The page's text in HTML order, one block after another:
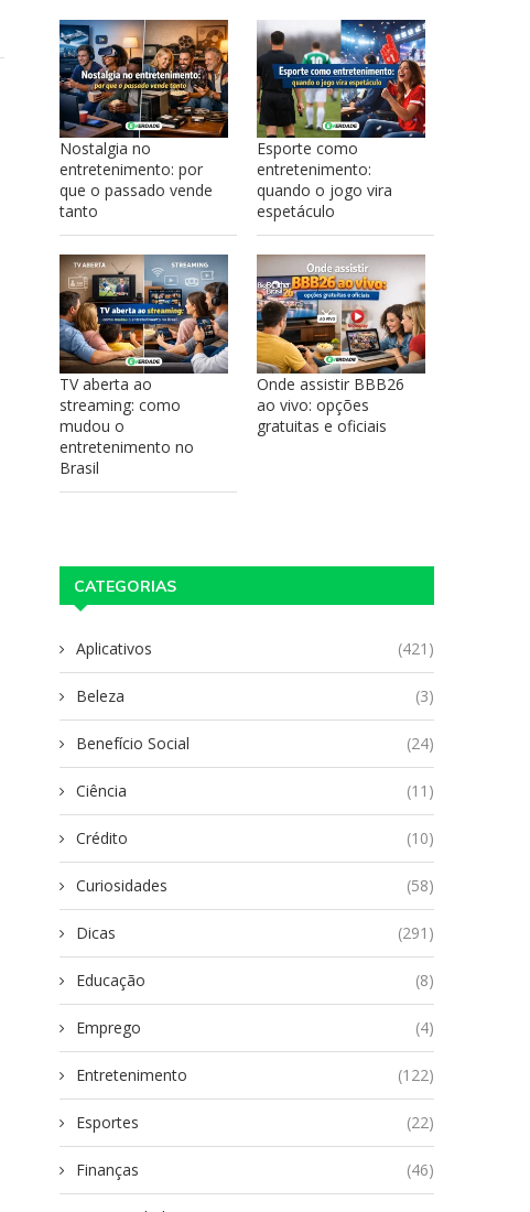
Nostalgia no
entretenimento: por
que o passado vende
tanto
Esporte como
entretenimento:
quando o jogo vira
espetáculo
TV aberta ao
streaming: como
mudou o
entretenimento no
Brasil
Onde assistir BBB26
ao vivo: opções
gratuitas e oficiais
CATEGORIAS
Aplicativos (421)
Beleza (3)
Benefício Social (24)
Ciência (11)
Crédito (10)
Curiosidades (58)
Dicas (291)
Educação (8)
Emprego (4)
Entretenimento (122)
Esportes (22)
Finanças (46)